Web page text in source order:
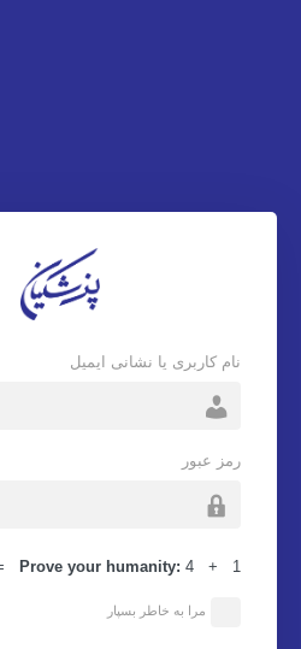
ورود
نام کاربری یا نشانی ایمیل
رمز عبور
Prove your humanity: 4 + 1 =
مرا به خاطر بسپار